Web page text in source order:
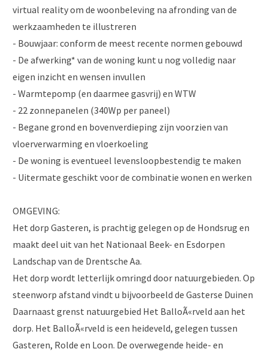
virtual reality om de woonbeleving na afronding van de
werkzaamheden te illustreren
- Bouwjaar: conform de meest recente normen gebouwd
- De afwerking* van de woning kunt u nog volledig naar
eigen inzicht en wensen invullen
- Warmtepomp (en daarmee gasvrij) en WTW
- 22 zonnepanelen (340Wp per paneel)
- Begane grond en bovenverdieping zijn voorzien van
vloerverwarming en vloerkoeling
- De woning is eventueel levensloopbestendig te maken
- Uitermate geschikt voor de combinatie wonen en werken
OMGEVING:
Het dorp Gasteren, is prachtig gelegen op de Hondsrug en
maakt deel uit van het Nationaal Beek- en Esdorpen
Landschap van de Drentsche Aa.
Het dorp wordt letterlijk omringd door natuurgebieden. Op
steenworp afstand vindt u bijvoorbeeld de Gasterse Duinen
Daarnaast grenst natuurgebied Het BalloÃ«rveld aan het
dorp. Het BalloÃ«rveld is een heideveld, gelegen tussen
Gasteren, Rolde en Loon. De overwegende heide- en